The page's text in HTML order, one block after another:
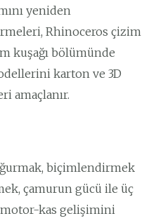
yeniden
Rhinoceros çizim
kuşağı bölümünde
karton ve 3D
amaçlanır.
biçimlendirmek
çamurun gücü ile üç
motor-kas gelişimini